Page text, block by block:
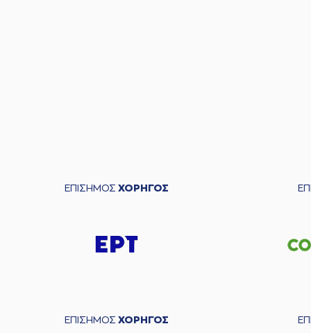
ΕΠΙΣΗΜΟΣ ΧΟΡΗΓΟΣ
ΕΠΙΣΗΜΟΣ ΧΟΡΗΓΟΣ